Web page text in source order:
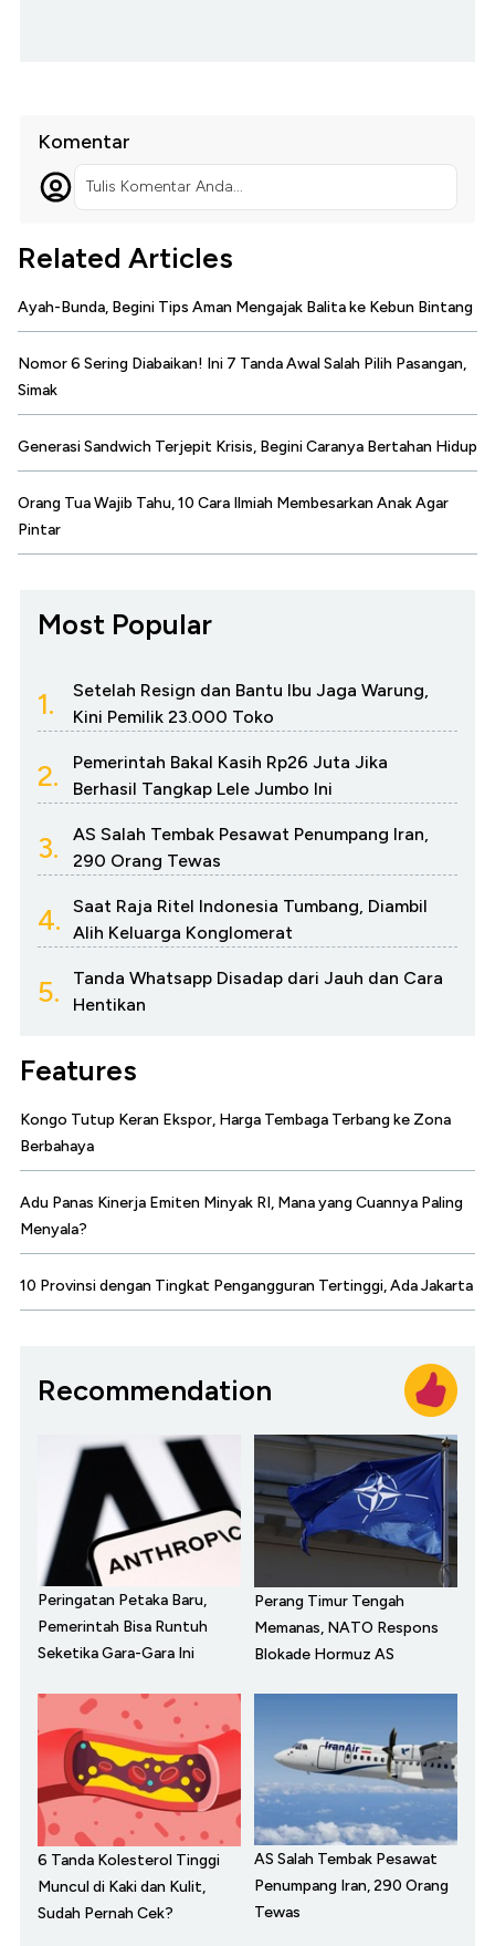
Komentar
Tulis Komentar Anda...
Related Articles
Ayah-Bunda, Begini Tips Aman Mengajak Balita ke Kebun Bintang
Nomor 6 Sering Diabaikan! Ini 7 Tanda Awal Salah Pilih Pasangan,
Simak
Generasi Sandwich Terjepit Krisis, Begini Caranya Bertahan Hidup
Orang Tua Wajib Tahu, 10 Cara Ilmiah Membesarkan Anak Agar
Pintar
Most Popular
1.
Setelah Resign dan Bantu Ibu Jaga Warung,
Kini Pemilik 23.000 Toko
2.
Pemerintah Bakal Kasih Rp26 Juta Jika
Berhasil Tangkap Lele Jumbo Ini
3.
AS Salah Tembak Pesawat Penumpang Iran,
290 Orang Tewas
4.
Saat Raja Ritel Indonesia Tumbang, Diambil
Alih Keluarga Konglomerat
5.
Tanda Whatsapp Disadap dari Jauh dan Cara
Hentikan
Features
Kongo Tutup Keran Ekspor, Harga Tembaga Terbang ke Zona
Berbahaya
Adu Panas Kinerja Emiten Minyak RI, Mana yang Cuannya Paling
Menyala?
10 Provinsi dengan Tingkat Pengangguran Tertinggi, Ada Jakarta
Recommendation
Peringatan Petaka Baru,
Pemerintah Bisa Runtuh
Seketika Gara-Gara Ini
Perang Timur Tengah
Memanas, NATO Respons
Blokade Hormuz AS
6 Tanda Kolesterol Tinggi
Muncul di Kaki dan Kulit,
Sudah Pernah Cek?
AS Salah Tembak Pesawat
Penumpang Iran, 290 Orang
Tewas